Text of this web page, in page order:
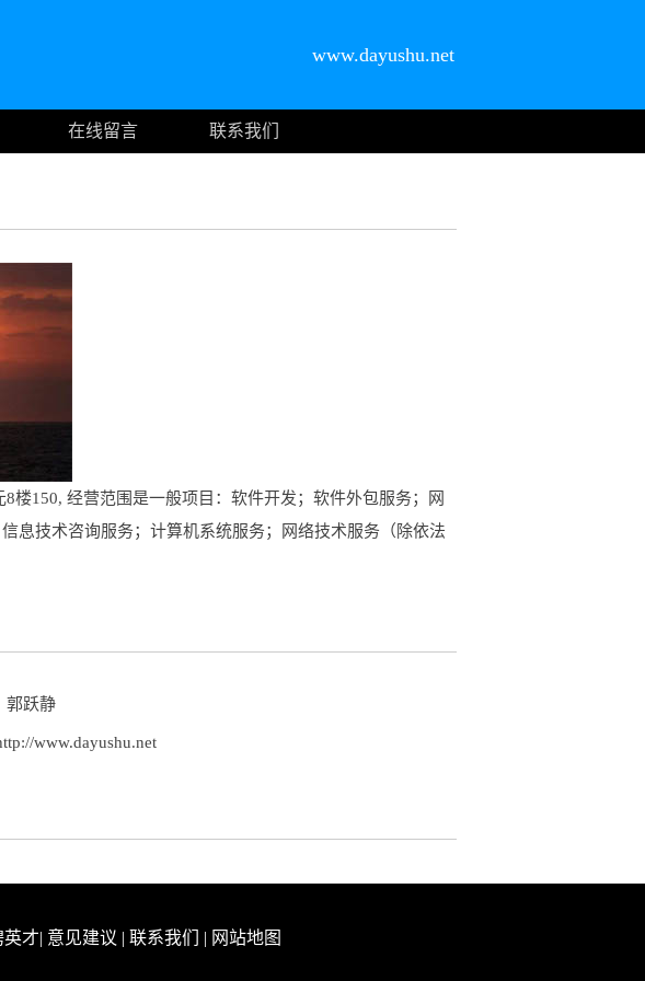
www.dayushu.net
在线留言
联系我们
150, 经营范围是一般项目：软件开发；软件外包服务；网
息技术咨询服务；计算机系统服务；网络技术服务（除依法
郭跃静
www.dayushu.net
英才| 意见建议 | 联系我们 | 网站地图